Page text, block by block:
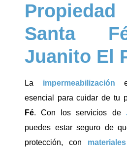
Santa
Juanito El
La impermeabilización
esencial para cuidar de tu
Fé. Con los servicios de
puedes estar seguro de
protección, con